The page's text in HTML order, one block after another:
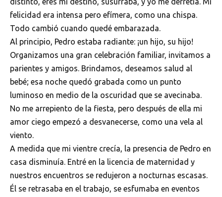
felicidad era intensa pero efímera, como una chispa.
Todo cambió cuando quedé embarazada.
Al principio, Pedro estaba radiante: ¡un hijo, su hijo!
Organizamos una gran celebración familiar, invitamos a
parientes y amigos. Brindamos, deseamos salud al
bebé; esa noche quedó grabada como un punto
luminoso en medio de la oscuridad que se avecinaba.
No me arrepiento de la fiesta, pero después de ella mi
amor ciego empezó a desvanecerse, como una vela al
viento.
A medida que mi vientre crecía, la presencia de Pedro en
casa disminuía. Entré en la licencia de maternidad y
nuestros encuentros se redujeron a nocturnas escasas.
Él se retrasaba en el trabajo, se esfumaba en eventos